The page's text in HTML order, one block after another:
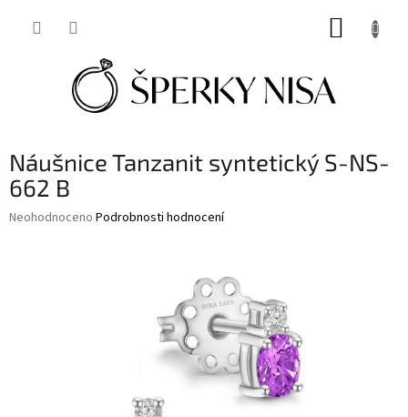
Náušnice Tanzanit syntetický S-NS-
662 B
Průměrné
Neohodnoceno Podrobnosti hodnocení